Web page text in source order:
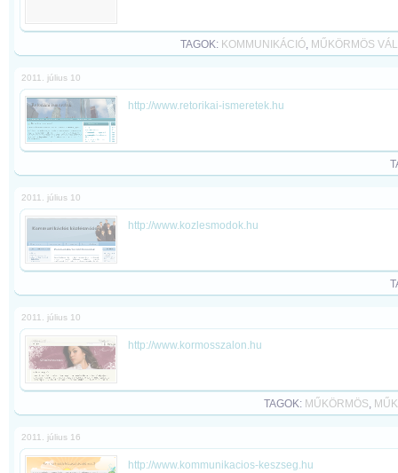
TAGOK: KOMMUNIKÁCIÓ, MŰKÖRMÖS
2011. július 10
http://www.retorikai-ismeretek.hu
2011. július 10
http://www.kozlesmodok.hu
2011. július 10
http://www.kormosszalon.hu
TAGOK: MŰKÖRMÖS,
2011. július 16
http://www.kommunikacios-keszseg.hu